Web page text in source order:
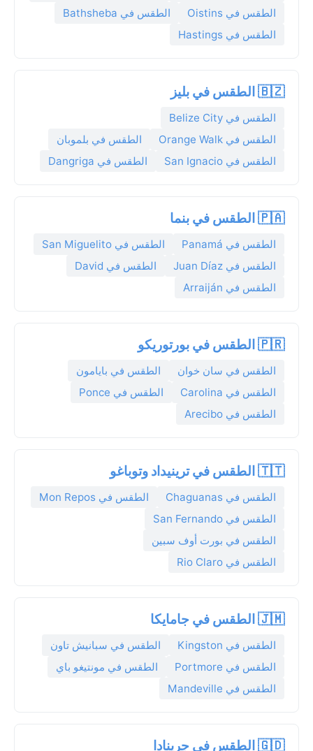
الطقس في Oistins
الطقس في Bathsheba
الطقس في Hastings
🇧🇿 الطقس في بليز
الطقس في Belize City
الطقس في Orange Walk
الطقس في بلموبان
الطقس في San Ignacio
الطقس في Dangriga
🇵🇦 الطقس في بنما
الطقس في Panamá
الطقس في San Miguelito
الطقس في Juan Díaz
الطقس في David
الطقس في Arraiján
🇵🇷 الطقس في بورتوريكو
الطقس في سان خوان
الطقس في بايامون
الطقس في Carolina
الطقس في Ponce
الطقس في Arecibo
🇹🇹 الطقس في ترينيداد وتوباغو
الطقس في Chaguanas
الطقس في Mon Repos
الطقس في San Fernando
الطقس في بورت أوف سبين
الطقس في Rio Claro
🇯🇲 الطقس في جامايكا
الطقس في Kingston
الطقس في سبانيش تاون
الطقس في Portmore
الطقس في مونتيغو باي
الطقس في Mandeville
🇬🇩 الطقس في جرينادا